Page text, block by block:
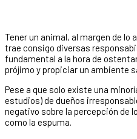
Tener un animal, al margen de
trae consigo diversas
fundamental a la hora de
prójimo y propiciar un ambiente
Pese a que solo existe una
estudios) de dueños
negativo sobre la percepción de
como la espuma.